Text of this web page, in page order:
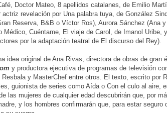
Doctor Mateo, 8 apellidos catalanes, de Emilio
revelación por Una palabra tuya, de González
Reserva, B&B o Víctor Ros), Aurora Sánchez (Ana y
Médico, Cuéntame, El viaje de Carol, de Imanol Uribe,
por la adaptación teatral de El discurso del Rey).
idea original de Ana Rivas, directora de obras de gran
y productora ejecutiva de programas de televisión
Resbala y MasterChef entre otros. El texto, escrito por
guionista de series como Aída o Con el culo al aire,
las mujeres de cualquier edad descubrirán que, por
y los hombres confirmarán que, para estar seguro